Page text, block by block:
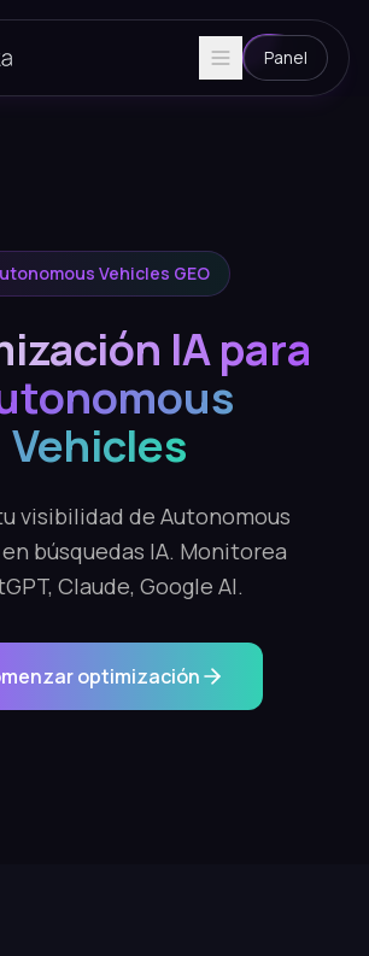
Panel
Vehicles GEO
IA para
Vehicles
visibilidad de Autonomous
búsquedas IA. Monitorea
Claude, Google AI.
optimización